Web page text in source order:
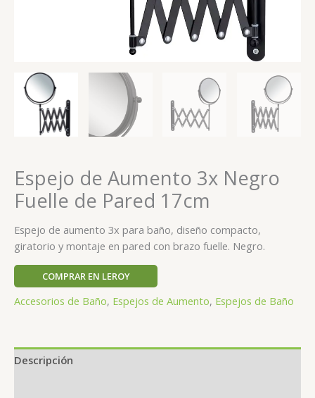
Espejo de Aumento 3x Negro
Fuelle de Pared 17cm
Espejo de aumento 3x para baño, diseño compacto,
giratorio y montaje en pared con brazo fuelle. Negro.
COMPRAR EN LEROY
Accesorios de Baño, Espejos de Aumento, Espejos de Baño
Descripción